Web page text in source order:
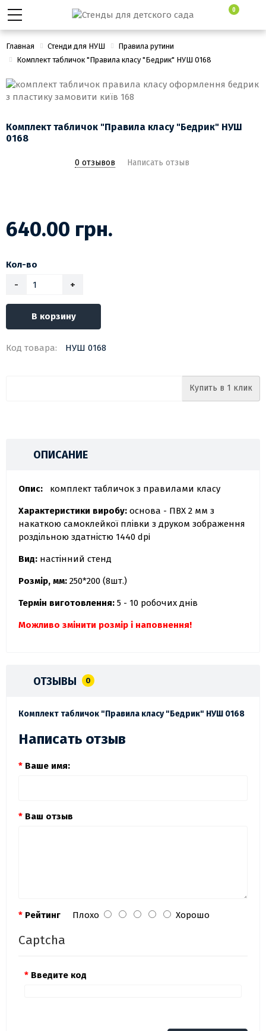
0
Главная Стенди для НУШ
Правила рутини
Комплект табличок "Правила класу "Бедрик" НУШ 0168
Комплект табличок "Правила класу "Бедрик" НУШ
0168
0 отзывов Написать отзыв
640.00 грн.
Кол-во
-
+
В корзину
Код товара: НУШ 0168
Купить в 1 клик
ОПИСАНИЕ
Опис: комплект табличок з правилами класу
Характеристики виробу: основа - ПВХ 2 мм з
накаткою самоклейкої плівки з друком зображення
роздільною здатністю 1440 dpi
Вид: настінний стенд
Розмір, мм: 250*200 (8шт.)
Термін виготовлення: 5 - 10 робочих днів
Можливо змінити розмір і наповнення!
ОТЗЫВЫ 0
Комплект табличок "Правила класу "Бедрик" НУШ 0168
Написать отзыв
Ваше имя:
Ваш отзыв
Рейтинг Плохо Хорошо
Captcha
Введите код